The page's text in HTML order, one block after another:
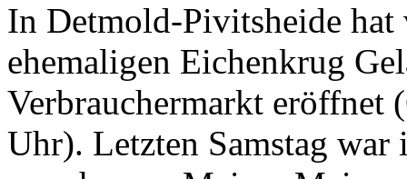
In Detmold-Pivitsheide hat
ehemaligen Eichenkrug
Verbrauchermarkt eröffnet
Uhr). Letzten Samstag